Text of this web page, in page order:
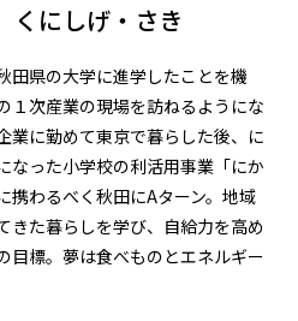
にしげ・さき
田県の大学に進学したことを機
１次産業の現場を訪ねるようにな
業に勤めて東京で暮らした後、に
なった小学校の利活用事業「にか
携わるべく秋田にAターン。地域
きた暮らしを学び、自給力を高め
目標。夢は食べものとエネルギー